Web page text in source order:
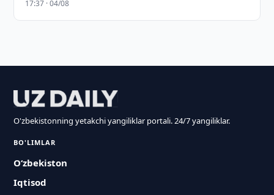
17:37 · 04/08
O'zbekistonning yetakchi yangiliklar portali. 24/7 yangiliklar.
BO'LIMLAR
O‘zbekiston
Iqtisod